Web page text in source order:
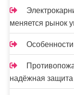
меняется рынок
надёжная